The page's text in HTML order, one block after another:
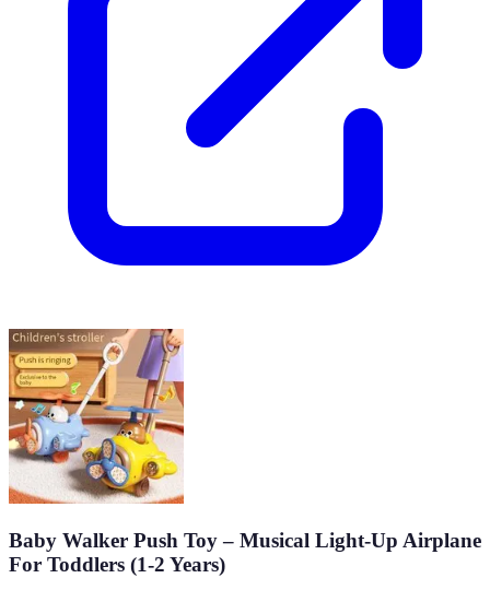
Baby Walker Push Toy – Musical Light-Up Airplane
For Toddlers (1-2 Years)